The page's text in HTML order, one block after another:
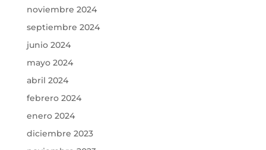
noviembre 2024
septiembre 2024
junio 2024
mayo 2024
abril 2024
febrero 2024
enero 2024
diciembre 2023